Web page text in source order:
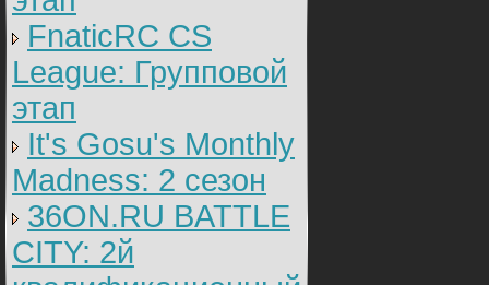
FnaticRC CS
League: Групповой
этап
It's Gosu's Monthly
Madness: 2 сезон
36ON.RU BATTLE
CITY: 2й